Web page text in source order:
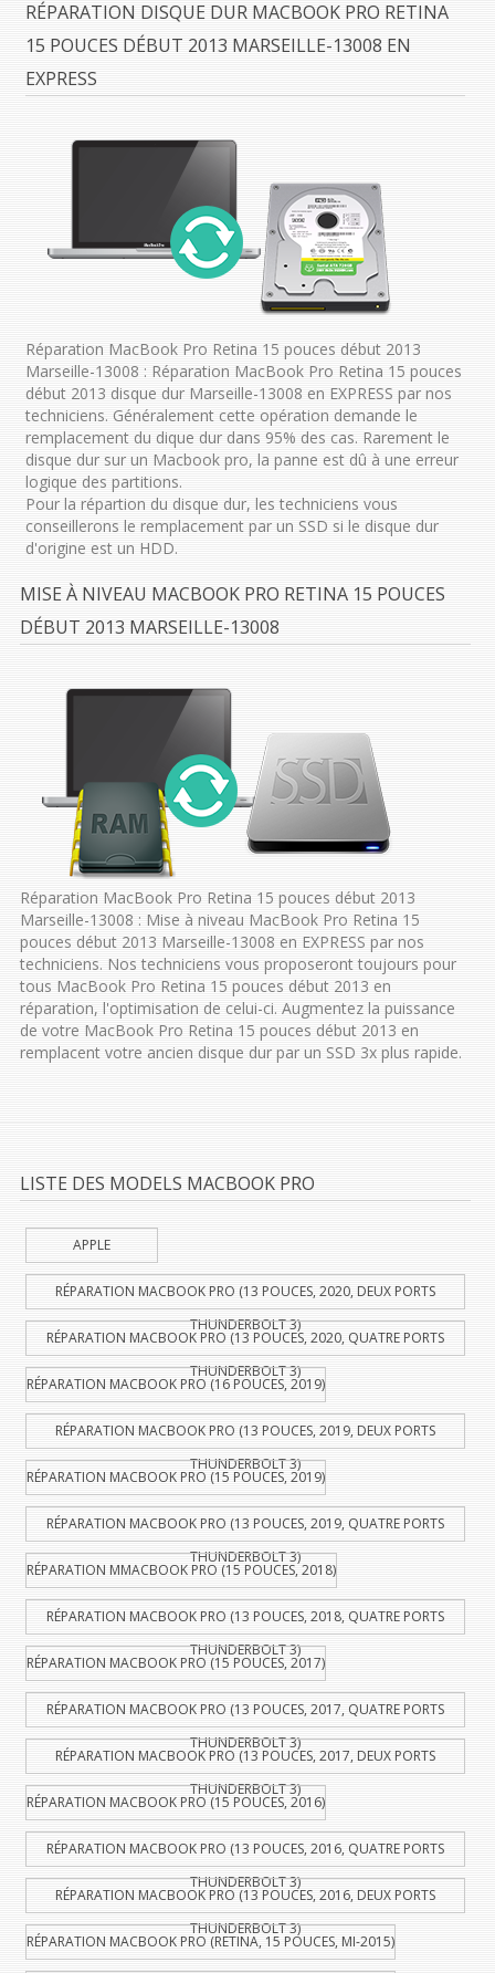
RÉPARATION DISQUE DUR MACBOOK PRO RETINA
15 POUCES DÉBUT 2013 MARSEILLE-13008 EN
EXPRESS
Réparation MacBook Pro Retina 15 pouces début 2013
Marseille-13008 : Réparation MacBook Pro Retina 15 pouces
début 2013 disque dur Marseille-13008 en EXPRESS par nos
techniciens. Généralement cette opération demande le
remplacement du dique dur dans 95% des cas. Rarement le
disque dur sur un Macbook pro, la panne est dû à une erreur
logique des partitions.
Pour la répartion du disque dur, les techniciens vous
conseillerons le remplacement par un SSD si le disque dur
d'origine est un HDD.
MISE À NIVEAU MACBOOK PRO RETINA 15 POUCES
DÉBUT 2013 MARSEILLE-13008
Réparation MacBook Pro Retina 15 pouces début 2013
Marseille-13008 : Mise à niveau MacBook Pro Retina 15
pouces début 2013 Marseille-13008 en EXPRESS par nos
techniciens. Nos techniciens vous proposeront toujours pour
tous MacBook Pro Retina 15 pouces début 2013 en
réparation, l'optimisation de celui-ci. Augmentez la puissance
de votre MacBook Pro Retina 15 pouces début 2013 en
remplacent votre ancien disque dur par un SSD 3x plus rapide.
LISTE DES MODELS MACBOOK PRO
APPLE
RÉPARATION MACBOOK PRO (13 POUCES, 2020, DEUX PORTS
THUNDERBOLT 3)
RÉPARATION MACBOOK PRO (13 POUCES, 2020, QUATRE PORTS
THUNDERBOLT 3)
RÉPARATION MACBOOK PRO (16 POUCES, 2019)
RÉPARATION MACBOOK PRO (13 POUCES, 2019, DEUX PORTS
THUNDERBOLT 3)
RÉPARATION MACBOOK PRO (15 POUCES, 2019)
RÉPARATION MACBOOK PRO (13 POUCES, 2019, QUATRE PORTS
THUNDERBOLT 3)
RÉPARATION MMACBOOK PRO (15 POUCES, 2018)
RÉPARATION MACBOOK PRO (13 POUCES, 2018, QUATRE PORTS
THUNDERBOLT 3)
RÉPARATION MACBOOK PRO (15 POUCES, 2017)
RÉPARATION MACBOOK PRO (13 POUCES, 2017, QUATRE PORTS
THUNDERBOLT 3)
RÉPARATION MACBOOK PRO (13 POUCES, 2017, DEUX PORTS
THUNDERBOLT 3)
RÉPARATION MACBOOK PRO (15 POUCES, 2016)
RÉPARATION MACBOOK PRO (13 POUCES, 2016, QUATRE PORTS
THUNDERBOLT 3)
RÉPARATION MACBOOK PRO (13 POUCES, 2016, DEUX PORTS
THUNDERBOLT 3)
RÉPARATION MACBOOK PRO (RETINA, 15 POUCES, MI-2015)